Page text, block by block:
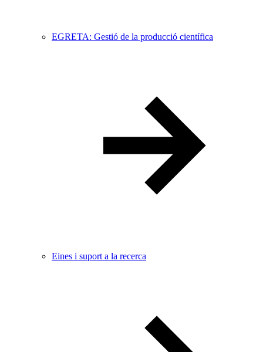
EGRETA: Gestió de la producció científica
Eines i suport a la recerca